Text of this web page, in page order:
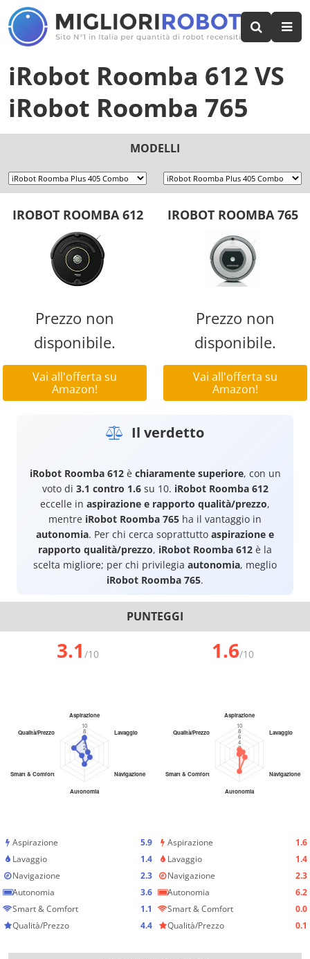
iRobot Roomba 612 VS
iRobot Roomba 765
MODELLI
IROBOT ROOMBA 612 IROBOT ROOMBA 765
Prezzo non
disponibile.
Vai all'offerta su
Amazon!
Prezzo non
disponibile.
Vai all'offerta su
Amazon!
Il verdetto
iRobot Roomba 612è chiaramente superiore, con un
voto di 3.1 contro 1.6su 10. iRobot Roomba 612
eccelle in aspirazione e rapporto qualità/prezzo,
mentre iRobot Roomba 765 ha il vantaggio in
autonomia. Per chi cerca soprattutto aspirazione e
rapporto qualità/prezzo, iRobot Roomba 612 è la
scelta migliore; per chi privilegia autonomia, meglio
iRobot Roomba 765.
PUNTEGGI
3.1 /10 1.6/10
Aspirazione
5.9
Lavaggio
1.4
Navigazione
2.3
Autonomia
3.6
Smart & Comfort
1.1
Qualità/Prezzo
4.4
Aspirazione
1.6
Lavaggio
1.4
Navigazione
2.3
Autonomia
6.2
Smart & Comfort
0.0
Qualità/Prezzo
0.1